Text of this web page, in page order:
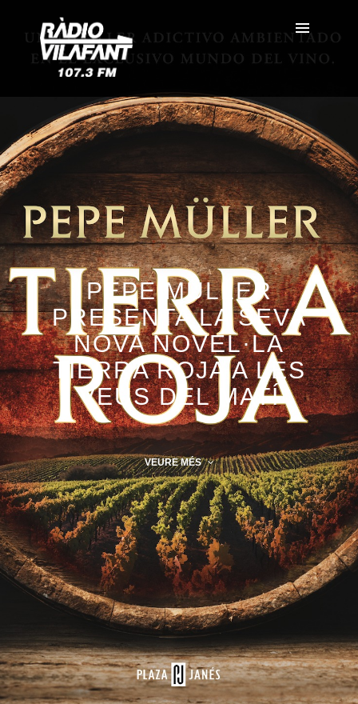
PEPE MÜLLER
PRESENTA LA SEVA
NOVA NOVEL·LA
TIERRA ROJA A LES
VEUS DEL MATÍ
VEURE MÉS